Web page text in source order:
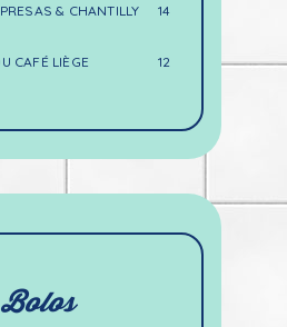
& CHANTILLY 14
CAFÉ LIÈGE 12
Bolos